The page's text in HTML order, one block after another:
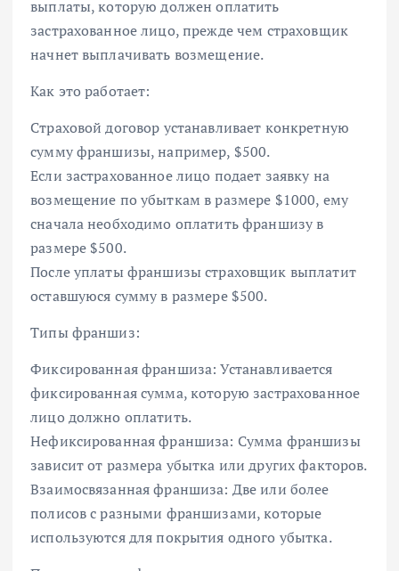
выплаты, которую должен оплатить
застрахованное лицо, прежде чем страховщик
начнет выплачивать возмещение.
Как это работает:
Страховой договор устанавливает конкретную
сумму франшизы, например, $500.
Если застрахованное лицо подает заявку на
возмещение по убыткам в размере $1000, ему
сначала необходимо оплатить франшизу в
размере $500.
После уплаты франшизы страховщик выплатит
оставшуюся сумму в размере $500.
Типы франшиз:
Фиксированная франшиза: Устанавливается
фиксированная сумма, которую застрахованное
лицо должно оплатить.
Нефиксированная франшиза: Сумма франшизы
зависит от размера убытка или других факторов.
Взаимосвязанная франшиза: Две или более
полисов с разными франшизами, которые
используются для покрытия одного убытка.